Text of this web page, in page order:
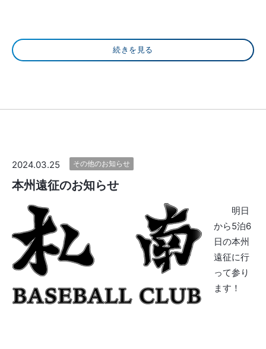
続きを見る
2024.03.25 その他のお知らせ
本州遠征のお知らせ
明日
から5泊6
日の本州
遠征に行
って参り
ます！